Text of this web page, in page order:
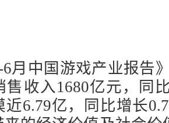
6月中国游戏产业报告
售收入1680亿元，同
近6.79亿，同比增长